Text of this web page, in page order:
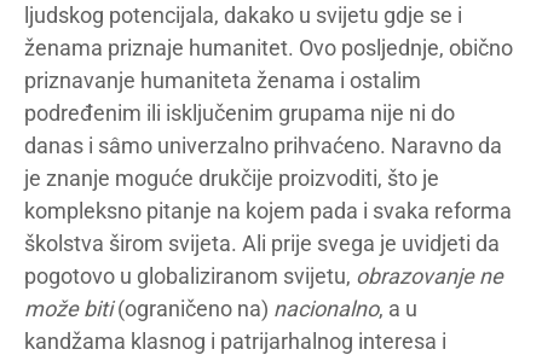
ljudskog potencijala, dakako u svijetu gdje se i
ženama priznaje humanitet. Ovo posljednje, obično
priznavanje humaniteta ženama i ostalim
podređenim ili isključenim grupama nije ni do
danas i sâmo univerzalno prihvaćeno. Naravno da
je znanje moguće drukčije proizvoditi, što je
kompleksno pitanje na kojem pada i svaka reforma
školstva širom svijeta. Ali prije svega je uvidjeti da
pogotovo u globaliziranom svijetu, obrazovanje ne
može biti(ograničeno na) nacionalno, a u
kandžama klasnog i patrijarhalnog interesa i